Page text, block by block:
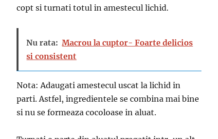
copt si turnati totul in amestecul lichid.
Nu rata: Macrou la cuptor- Foarte delicios
si consistent
Nota: Adaugati amestecul uscat la lichid in
parti. Astfel, ingredientele se combina mai bine
si nu se formeaza cocoloase in aluat.